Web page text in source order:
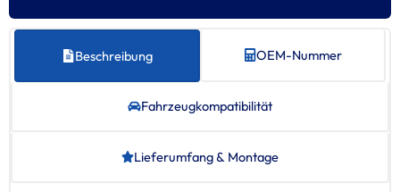
Beschreibung OEM-Nummer
Fahrzeug­kompatibilität
Lieferumfang & Montage